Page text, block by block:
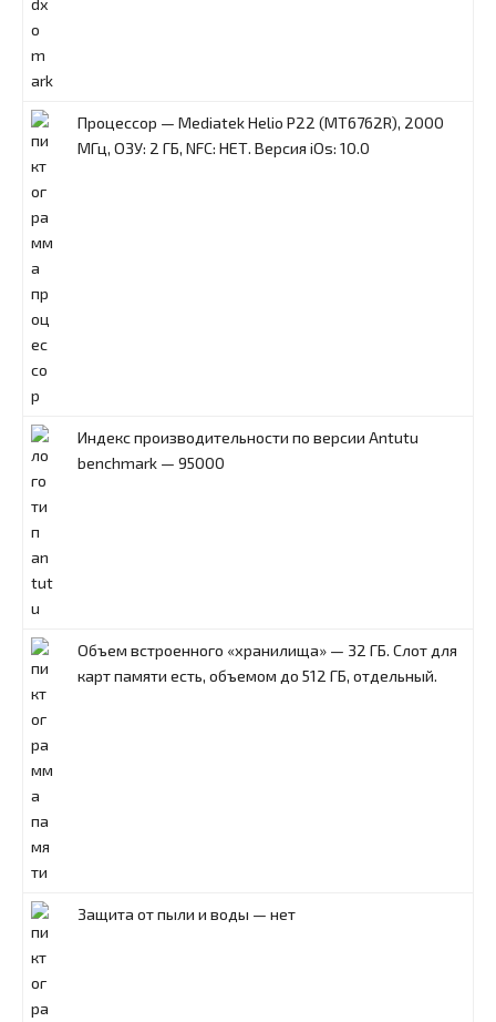
Процессор — Mediatek Helio P22 (MT6762R), 2000
МГц, ОЗУ: 2 ГБ, NFC: НЕТ. Версия iOs: 10.0
Индекс производительности по версии Antutu
benchmark — 95000
Объем встроенного «хранилища» — 32 ГБ. Слот для
карт памяти есть, объемом до 512 ГБ, отдельный.
Защита от пыли и воды — нет